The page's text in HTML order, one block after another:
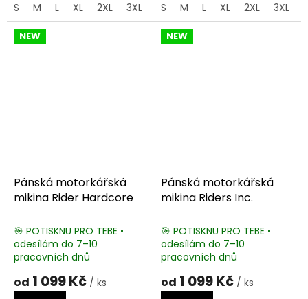
S
M L XL 2XL 3XL 4XL 5XL
S
M L XL 2XL 3XL
NEW
Pánská motorkářská
mikina Rider Hardcore
🎯 POTISKNU PRO TEBE •
odesílám do 7–10
pracovních dnů
od 1 099 Kč / ks
NEW
Pánská motorkářská
mikina Riders Inc.
🎯 POTISKNU PRO TEBE •
odesílám do 7–10
pracovních dnů
od 1 099 Kč / ks